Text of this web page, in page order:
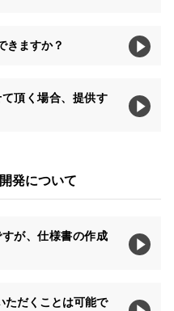
きますか？
頂く場合、提供す
発について
が、仕様書の作成
ただくことは可能で